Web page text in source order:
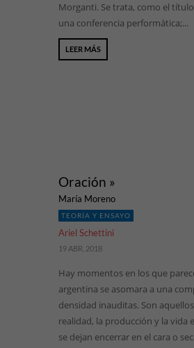
Morganti. Se trata, como el
una conferencia performática;...
LEER MÁS
Oración »
María Moreno
TEORÍA Y ENSAYO
Ariel Schettini
19 ABR, 2018
Hay momentos en los que
argentina se asomara a una
densidad inauditas. Son
realidad, la producción y la vida
se dejan encerrar en el cara o